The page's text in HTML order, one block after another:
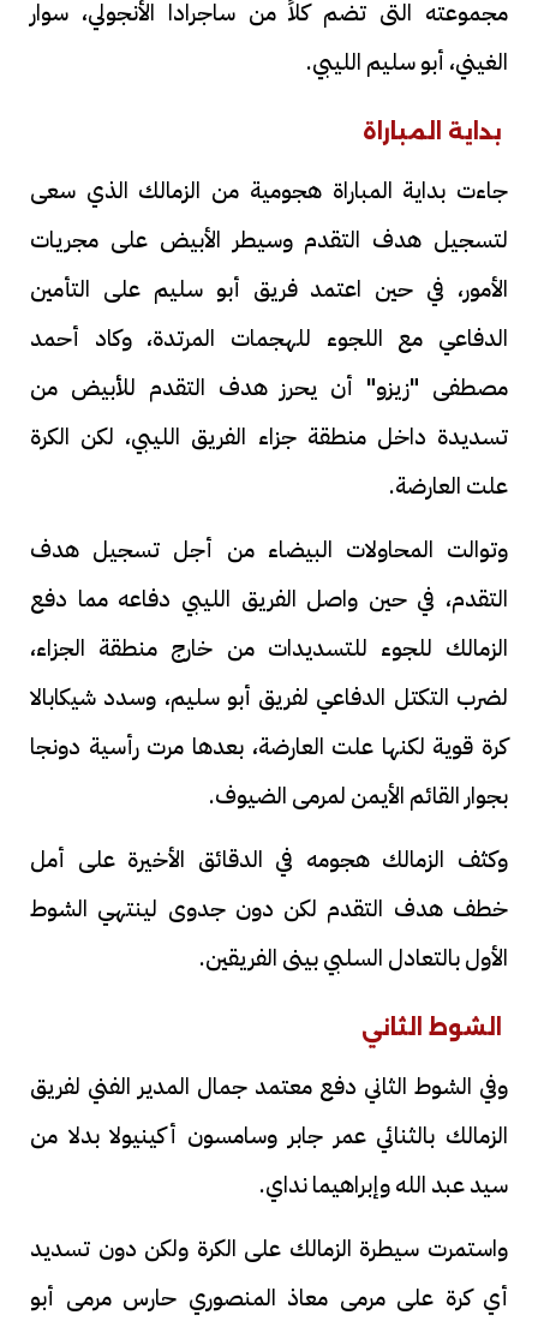
مجموعته التى تضم كلاً من ساجرادا الأنجولي، سوار
الغيني، أبو سليم الليبي.
بداية المباراة
جاءت بداية المباراة هجومية من الزمالك الذي سعى
لتسجيل هدف التقدم وسيطر الأبيض على مجريات
الأمور، في حين اعتمد فريق أبو سليم على التأمين
الدفاعي مع اللجوء للهجمات المرتدة، وكاد أحمد
مصطفى "زيزو" أن يحرز هدف التقدم للأبيض من
تسديدة داخل منطقة جزاء الفريق الليبي، لكن الكرة
علت العارضة.
وتوالت المحاولات البيضاء من أجل تسجيل هدف
التقدم، في حين واصل الفريق الليبي دفاعه مما دفع
الزمالك للجوء للتسديدات من خارج منطقة الجزاء،
لضرب التكتل الدفاعي لفريق أبو سليم، وسدد شيكابالا
كرة قوية لكنها علت العارضة، بعدها مرت رأسية دونجا
بجوار القائم الأيمن لمرمى الضيوف.
وكثف الزمالك هجومه في الدقائق الأخيرة على أمل
خطف هدف التقدم لكن دون جدوى لينتهي الشوط
الأول بالتعادل السلبي بينى الفريقين.
الشوط الثاني
وفي الشوط الثاني دفع معتمد جمال المدير الفني لفريق
الزمالك بالثنائي عمر جابر وسامسون أكينيولا بدلا من
سيد عبد الله وإبراهيما نداي.
واستمرت سيطرة الزمالك على الكرة ولكن دون تسديد
أي كرة على مرمى معاذ المنصوري حارس مرمى أبو